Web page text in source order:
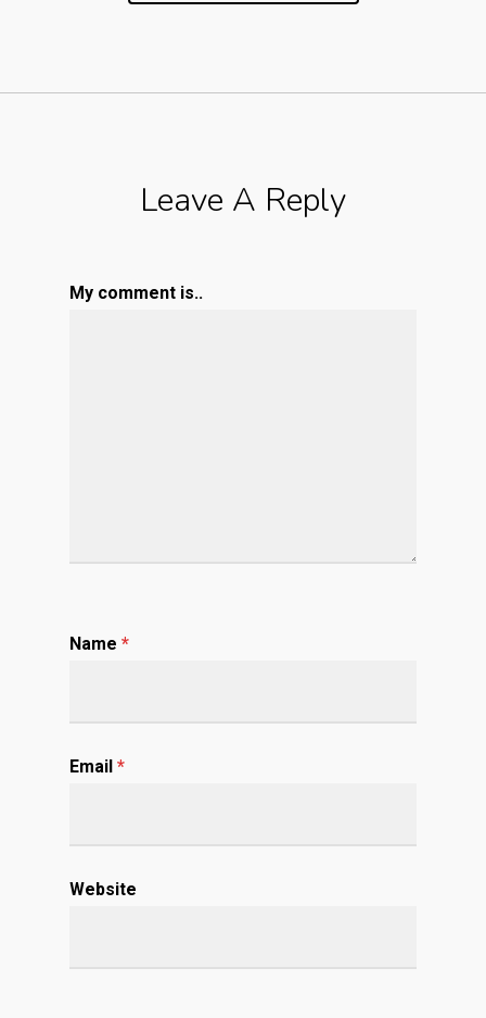
Leave A Reply
My comment is..
Name *
Email *
Website